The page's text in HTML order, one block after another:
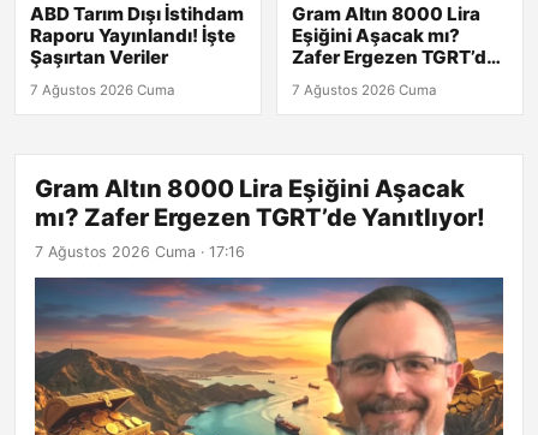
ABD Tarım Dışı İstihdam
Raporu Yayınlandı! İşte
Şaşırtan Veriler
7 Ağustos 2026 Cuma
Gram Altın 8000 Lira
Eşiğini Aşacak mı?
Zafer Ergezen TGRT’de
7 Ağustos 2026 Cuma
Gram Altın 8000 Lira Eşiğini Aşacak
mı? Zafer Ergezen TGRT’de Yanıtlıyor!
7 Ağustos 2026 Cuma · 17:16